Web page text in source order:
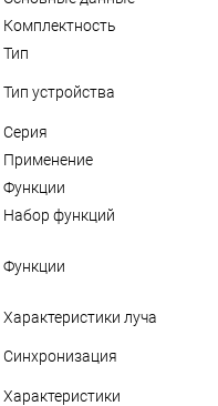
Комплектность
Тип
Тип устройства
Серия
Применение
Функции
Набор функций
Функции
Характеристики луча
Синхронизация
Характеристики